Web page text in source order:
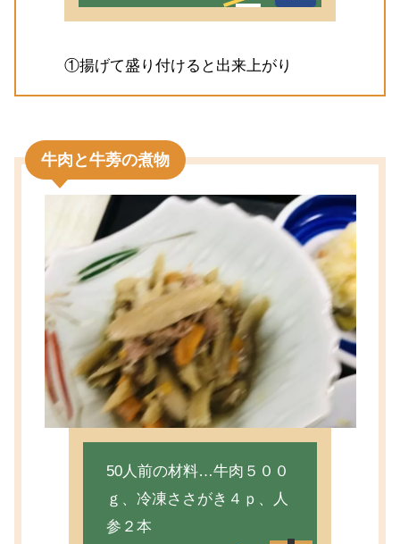
①揚げて盛り付けると出来上がり
牛肉と牛蒡の煮物
50人前の材料…牛肉５００
ｇ、冷凍ささがき４ｐ、人
参２本